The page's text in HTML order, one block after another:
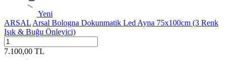
Yeni
ARSAL Arsal Bologna Dokunmatik Led Ayna 75x100cm (3 Renk
Işık & Buğu Önleyici)
7.100,00 TL